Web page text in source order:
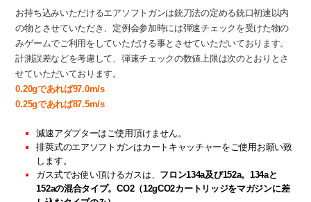
お持ち込みいただけるエアソフトガンは銃刀法の定める銃口初速以内
の物とさせていただき、定例会参加時には弾速チェックを受けた物の
みゲームでご利用をしていただける事とさせていただいております。
計測誤差などを考慮して、弾速チェックの数値上限は次のとおりとさ
せていただいております。
0.20gであれば97.0m/s
0.25gであれば87.5m/s
減速アダプターはご使用頂けません。
排莢式のエアソフトガンはカートキャッチャーをご使用お願い致
します。
ガス式でお使い頂けるガスは、 フロン134a及び152a。134aと
152aの混合タイプ。CO2（12gCO2カートリッジをマガジンに差